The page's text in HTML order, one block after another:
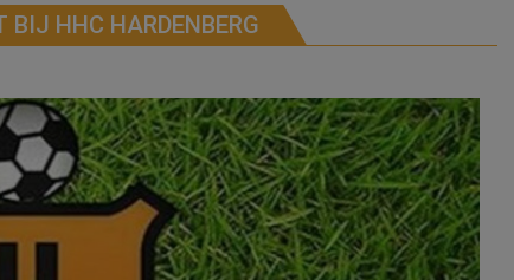
BIJ HHC HARDENBERG